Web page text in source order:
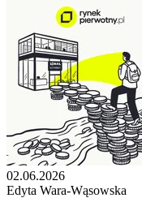
02.06.2026
Edyta Wara-Wąsowska